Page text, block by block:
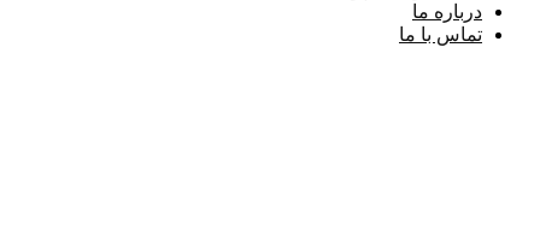
درباره ما
تماس با ما